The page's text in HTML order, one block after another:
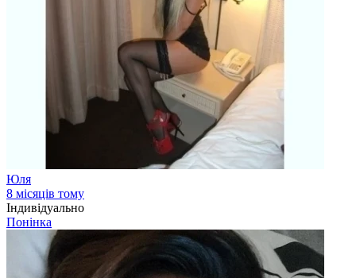
Юля
8 місяців тому
Індивідуально
Понінка